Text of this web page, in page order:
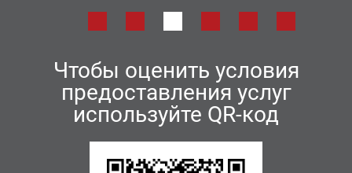
Чтобы оценить условия
предоставления услуг
используйте QR-код